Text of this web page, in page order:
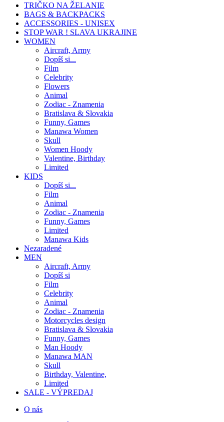
TRIČKO NA ŽELANIE
BAGS & BACKPACKS
ACCESSORIES - UNISEX
STOP WAR ! SLAVA UKRAJINE
WOMEN
Aircraft, Army
Dopíš si...
Film
Celebrity
Flowers
Animal
Zodiac - Znamenia
Bratislava & Slovakia
Funny, Games
Manawa Women
Skull
Women Hoody
Valentine, Birthday
Limited
KIDS
Dopíš si...
Film
Animal
Zodiac - Znamenia
Funny, Games
Limited
Manawa Kids
Nezaradené
MEN
Aircraft, Army
Dopíš si
Film
Celebrity
Animal
Zodiac - Znamenia
Motorcycles design
Bratislava & Slovakia
Funny, Games
Man Hoody
Manawa MAN
Skull
Birthday, Valentine,
Limited
SALE - VÝPREDAJ
O nás